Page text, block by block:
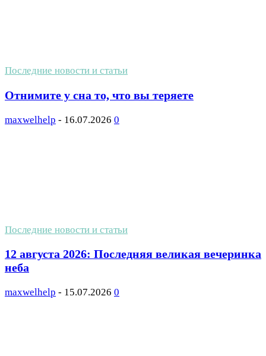
Последние новости и статьи
Отнимите у сна то, что вы теряете
maxwelhelp - 16.07.2026 0
Последние новости и статьи
12 августа 2026: Последняя великая вечеринка
неба
maxwelhelp - 15.07.2026 0